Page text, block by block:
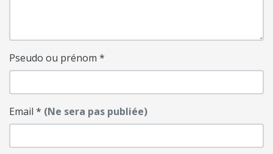
Pseudo ou prénom *
Email * (Ne sera pas publiée)